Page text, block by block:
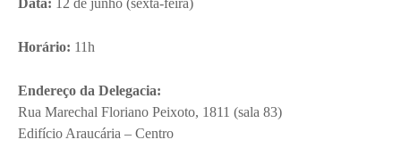
Horário: 11h
Endereço da Delegacia:
Rua Marechal Floriano Peixoto, 1811 (sala 83)
Edifício Araucária – Centro